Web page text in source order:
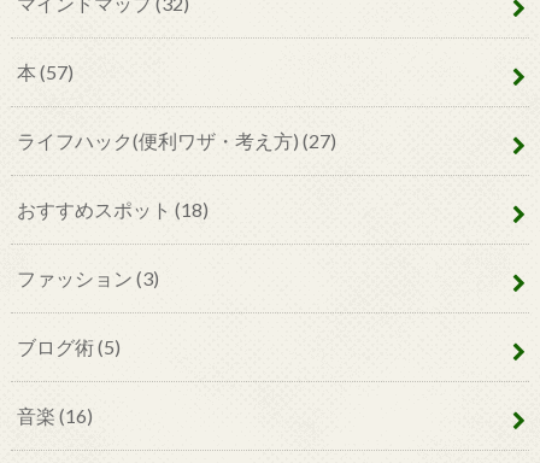
本 (57)
ライフハック(便利ワザ・考え方) (27)
おすすめスポット (18)
ファッション (3)
ブログ術(5)
音楽 (16)